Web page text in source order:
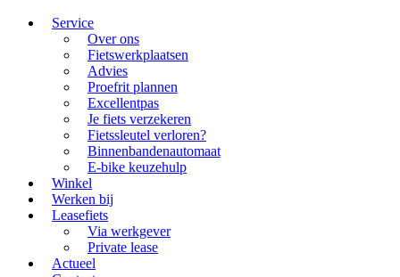
Service
Over ons
Fietswerkplaatsen
Advies
Proefrit plannen
Excellentpas
Je fiets verzekeren
Fietssleutel verloren?
Binnenbandenautomaat
E-bike keuzehulp
Winkel
Werken bij
Leasefiets
Via werkgever
Private lease
Actueel